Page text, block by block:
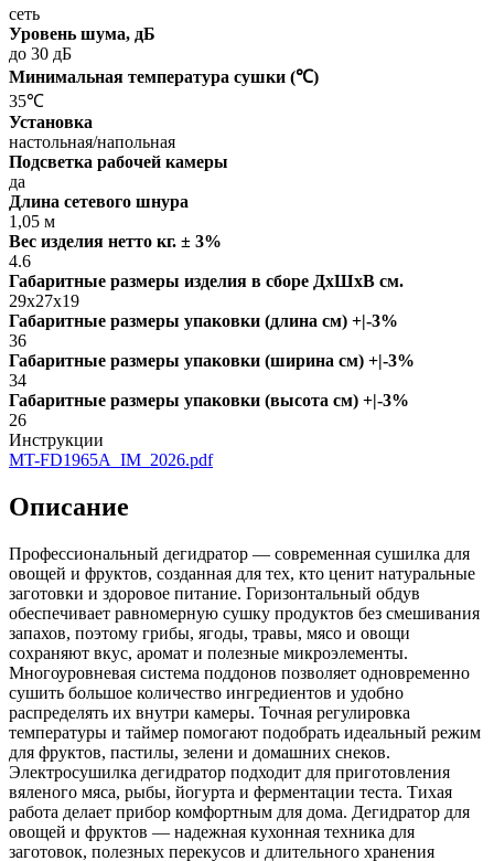
сеть
Уровень шума, дБ
до 30 дБ
Минимальная температура сушки (℃)
35℃
Установка
настольная/напольная
Подсветка рабочей камеры
да
Длина сетевого шнура
1,05 м
Вес изделия нетто кг. ± 3%
4.6
Габаритные размеры изделия в сборе ДxШxВ см.
29x27x19
Габаритные размеры упаковки (длина см) +|-3%
36
Габаритные размеры упаковки (ширина см) +|-3%
34
Габаритные размеры упаковки (высота см) +|-3%
26
Инструкции
MT-FD1965A_IM_2026.pdf
Описание
Профессиональный дегидратор — современная сушилка для
овощей и фруктов, созданная для тех, кто ценит натуральные
заготовки и здоровое питание. Горизонтальный обдув
обеспечивает равномерную сушку продуктов без смешивания
запахов, поэтому грибы, ягоды, травы, мясо и овощи
сохраняют вкус, аромат и полезные микроэлементы.
Многоуровневая система поддонов позволяет одновременно
сушить большое количество ингредиентов и удобно
распределять их внутри камеры. Точная регулировка
температуры и таймер помогают подобрать идеальный режим
для фруктов, пастилы, зелени и домашних снеков.
Электросушилка дегидратор подходит для приготовления
вяленого мяса, рыбы, йогурта и ферментации теста. Тихая
работа делает прибор комфортным для дома. Дегидратор для
овощей и фруктов — надежная кухонная техника для
заготовок, полезных перекусов и длительного хранения